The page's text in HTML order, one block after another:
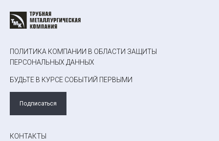
ПОЛИТИКА КОМПАНИИ В ОБЛАСТИ ЗАЩИТЫ
ПЕРСОНАЛЬНЫХ ДАННЫХ
БУДЬТЕ В КУРСЕ СОБЫТИЙ ПЕРВЫМИ
Подписаться
КОНТАКТЫ